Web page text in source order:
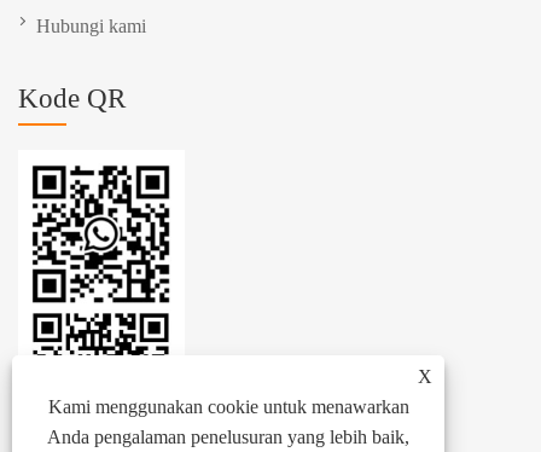
X
Kami menggunakan cookie untuk menawarkan
Anda pengalaman penelusuran yang lebih baik,
Hubungi kami
Kode QR